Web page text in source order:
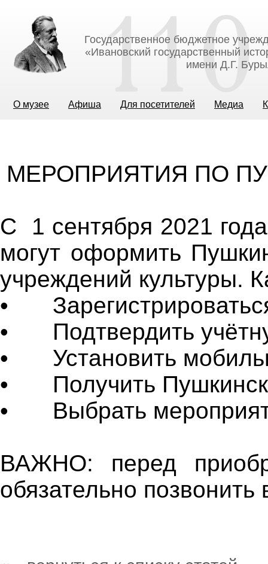
Государственное бюджетное
«Ивановский государственный
имени Д.Г.
О музее Афиша Для посетителей Медиа
МЕРОПРИЯТИЯ ПО
С 1 сентября 2021
могут оформить
учреждений культуры.
•
•
Подтвердить
•
Установить
•
Получить
•
Выбрать
ВАЖНО: перед
обязательно